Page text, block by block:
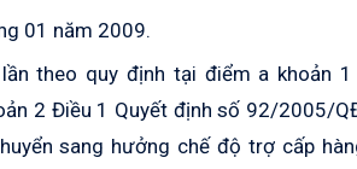
01 năm 2009.
theo quy định tại điểm a khoản
2 Điều 1 Quyết định số 92/2005/
sang hưởng chế độ trợ cấp